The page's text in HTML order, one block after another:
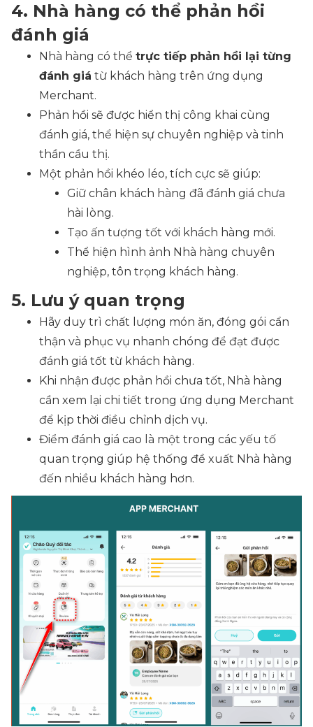
4. Nhà hàng có thể phản hồi
đánh giá
Nhà hàng có thể trực tiếp phản hồi lại từng
đánh giá từ khách hàng trên ứng dụng
Merchant.
Phản hồi sẽ được hiển thị công khai cùng
đánh giá, thể hiện sự chuyên nghiệp và tinh
thần cầu thị.
Một phản hồi khéo léo, tích cực sẽ giúp:
Giữ chân khách hàng đã đánh giá chưa
hài lòng.
Tạo ấn tượng tốt với khách hàng mới.
Thể hiện hình ảnh Nhà hàng chuyên
nghiệp, tôn trọng khách hàng.
5. Lưu ý quan trọng
Hãy duy trì chất lượng món ăn, đóng gói cẩn
thận và phục vụ nhanh chóng để đạt được
đánh giá tốt từ khách hàng.
Khi nhận được phản hồi chưa tốt, Nhà hàng
cần xem lại chi tiết trong ứng dụng Merchant
để kịp thời điều chỉnh dịch vụ.
Điểm đánh giá cao là một trong các yếu tố
quan trọng giúp hệ thống đề xuất Nhà hàng
đến nhiều khách hàng hơn.